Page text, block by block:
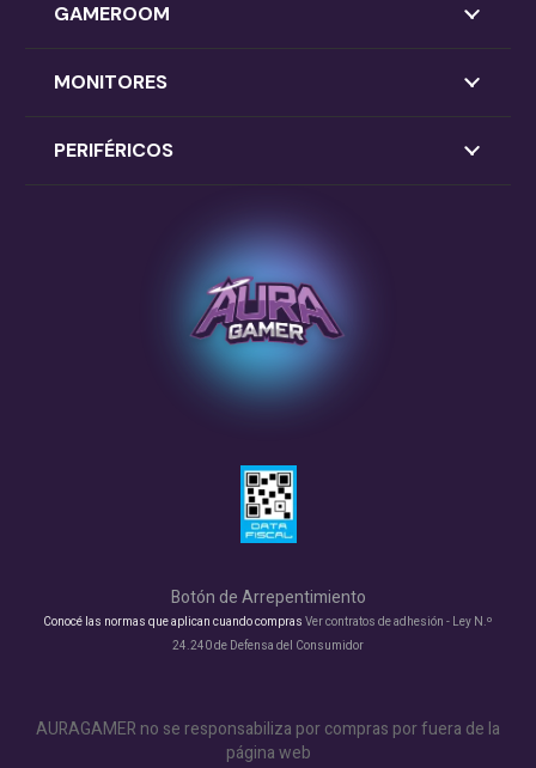
GAMEROOM
MONITORES
PERIFÉRICOS
Botón de Arrepentimiento
Conocé las normas que aplican cuando compras Ver contratos de adhesión - Ley N.º
24.240 de Defensa del Consumidor
AURAGAMER no se responsabiliza por compras por fuera de la
página web